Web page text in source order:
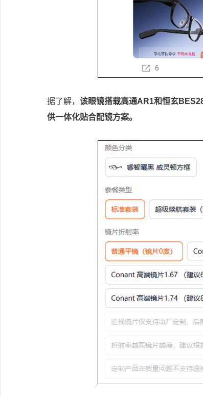
据了解， 该眼镜搭载高通AR1和恒玄
供一体化贴合配镜方案。